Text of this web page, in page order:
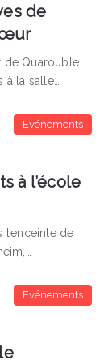
de
de Quarouble
la salle…
Evénements
à l’école
l’enceinte de
Evénements